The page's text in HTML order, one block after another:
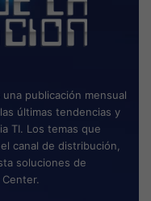
publicación mensual
últimas tendencias y
TI. Los temas que
canal de distribución,
soluciones de